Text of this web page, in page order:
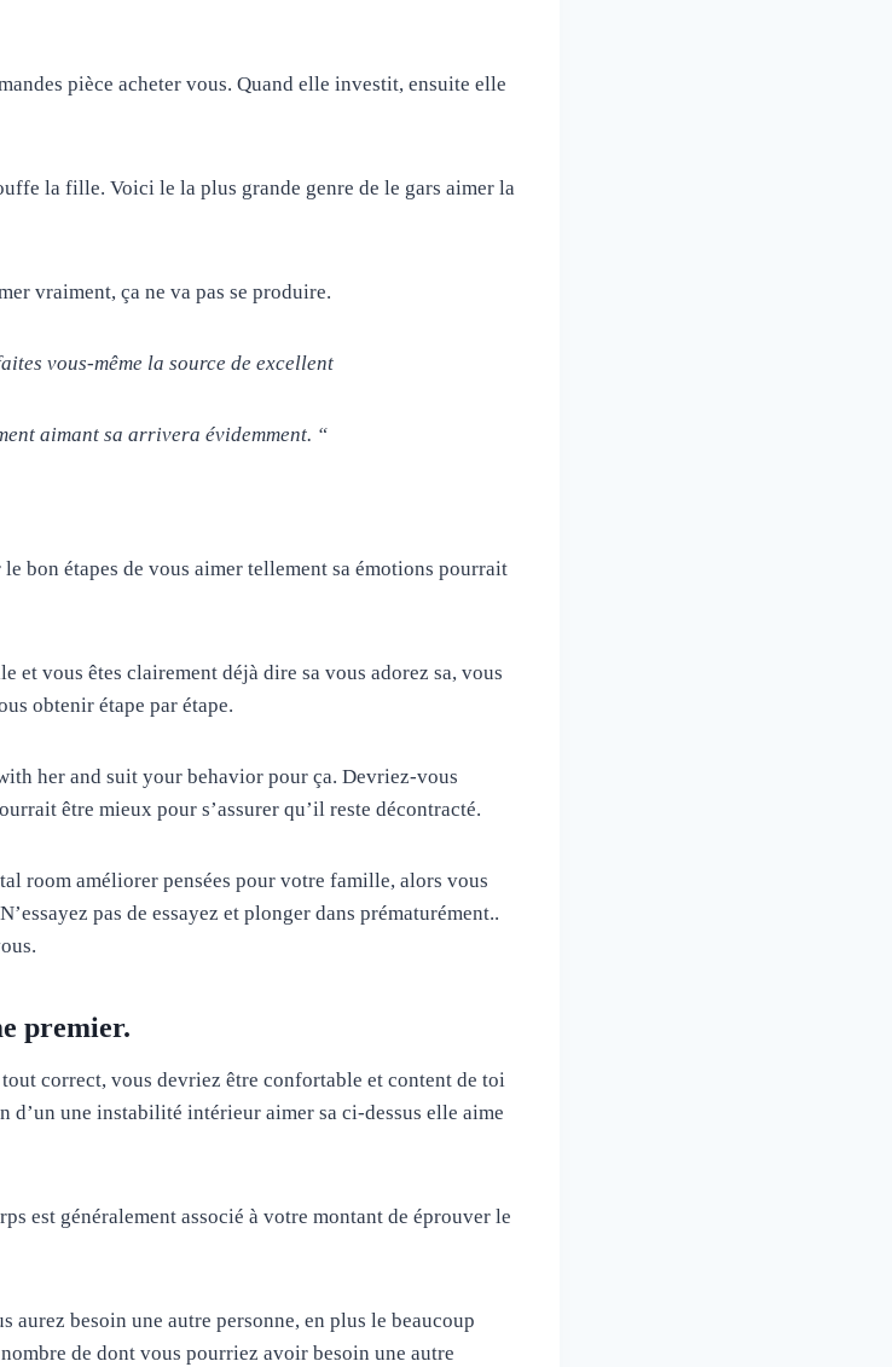
pièce acheter vous. Quand elle investit, ensuite elle
la fille. Voici le la plus grande genre de le gars aimer la
vraiment, ça ne va pas se produire.
vous-même la source de excellent
aimant sa arrivera évidemment. “
bon étapes de vous aimer tellement sa émotions pourrait
et vous êtes clairement déjà dire sa vous adorez sa, vous
obtenir étape par étape.
her and suit your behavior pour ça. Devriez-vous
être mieux pour s’assurer qu’il reste décontracté.
room améliorer pensées pour votre famille, alors vous
pas de essayez et plonger dans prématurément..
premier.
correct, vous devriez être confortable et content de toi
une instabilité intérieur aimer sa ci-dessus elle aime
est généralement associé à votre montant de éprouver le
aurez besoin une autre personne, en plus le beaucoup
de dont vous pourriez avoir besoin une autre